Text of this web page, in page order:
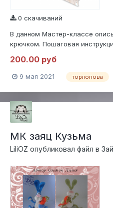
0 скачиваний
В данном Мастер-классе
крючком. Пошаговая
умение читать схемы.Вам
(YarnArt) - 50 гр. 160 мт. цвет
мотка.немного белой, розовой
200.00 руб
9 мая 2021 торлопова
МК заяц Кузьма
LiliOZ опубликовал файл в